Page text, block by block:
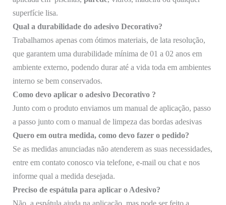
superfície lisa.
Qual a durabilidade do adesivo Decorativo?
Trabalhamos apenas com ótimos materiais, de lata resolução,
que garantem uma durabilidade mínima de 01 a 02 anos em
ambiente externo, podendo durar até a vida toda em ambientes
interno se bem conservados.
Como devo aplicar o adesivo Decorativo ?
Junto com o produto enviamos um manual de aplicação, passo
a passo junto com o manual de limpeza das bordas adesivas
Quero em outra medida, como devo fazer o pedido?
Se as medidas anunciadas não atenderem as suas necessidades,
entre em contato conosco via telefone, e-mail ou chat e nos
informe qual a medida desejada.
Preciso de espátula para aplicar o Adesivo?
Não, a espátula ajuda na aplicação, mas pode ser feito a